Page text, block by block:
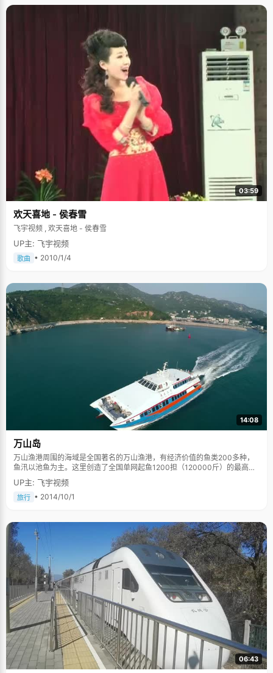
03:59
欢天喜地 - 侯春雪
飞宇视频 , 欢天喜地 - 侯春雪
UP主: 飞宇视频
歌曲 • 2010/1/4
14:08
万山岛
万山渔港周围的海域是全国著名的万山渔港，有经济价值的鱼类200多种，
鱼汛以池鱼为主。这里创造了全国单网起鱼1200担（120000斤）的最高纪
录。万山曾是全国渔业战线的一面红旗，我们现在还健在的村支书布金胜同
志曾是党的“十一”大代表，受到国家领导人的亲切接见。 万山岛是一个充满
野趣，富有神奇色彩的岛，这里有被称为“亚洲奇观”的浮石湾；有万山群岛
还有原汁原味、绝无污染的海鲜；烹煮芳香扑鼻，回味无穷的海味干货。
UP主: 飞宇视频
旅行 • 2014/10/1
06:43